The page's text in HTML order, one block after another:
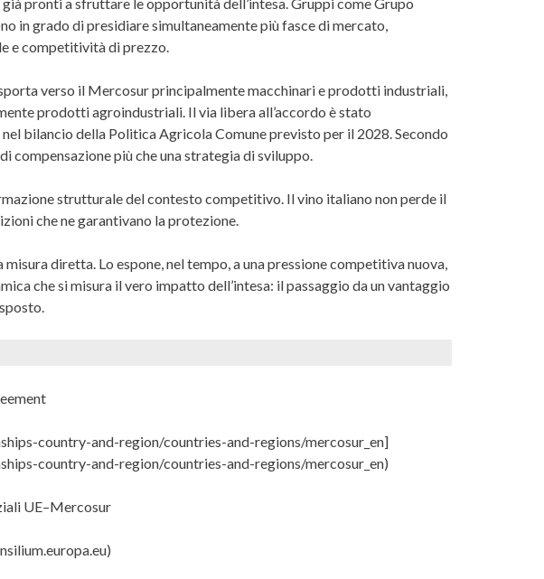
pronti a sfruttare le opportunità dell’intesa. Gruppi come Grupo
in grado di presidiare simultaneamente più fasce di mercato,
e competitività di prezzo.
verso il Mercosur principalmente macchinari e prodotti industriali,
prodotti agroindustriali. Il via libera all’accordo è stato
bilancio della Politica Agricola Comune previsto per il 2028. Secondo
più che una strategia di sviluppo.
strutturale del contesto competitivo. Il vino italiano non perde il
che ne garantivano la protezione.
diretta. Lo espone, nel tempo, a una pressione competitiva nuova,
che si misura il vero impatto dell’intesa: il passaggio da un vantaggio
country-and-region/countries-and-regions/mercosur_en]
country-and-region/countries-and-regions/mercosur_en)
UE–Mercosur